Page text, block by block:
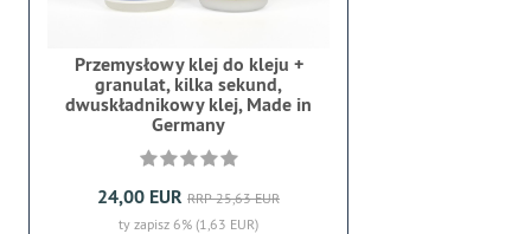
Przemysłowy klej do kleju +
granulat, kilka sekund,
dwuskładnikowy klej, Made in
Germany
24,00 EUR RRP 25,63 EUR
ty zapisz 6% (1,63 EUR)